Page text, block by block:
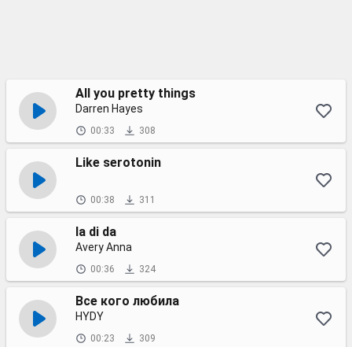
All you pretty things
Darren Hayes
00:33 308
Like serotonin
00:38 311
la di da
Avery Anna
00:36 324
Все кого любила
HYDY
00:23 309